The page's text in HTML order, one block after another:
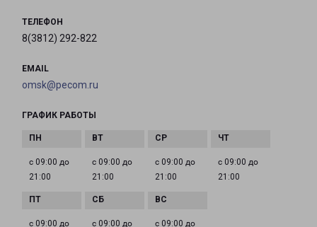
ТЕЛЕФОН
8(3812) 292-822
EMAIL
omsk@pecom.ru
ГРАФИК РАБОТЫ
с 09:00 до
21:00
с 09:00 до
21:00
с 09:00 до
21:00
с 09:00 до
21:00
с 09:00 до с 09:00 до с 09:00 до